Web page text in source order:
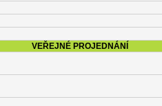
VEŘEJNÉ PROJEDNÁNÍ